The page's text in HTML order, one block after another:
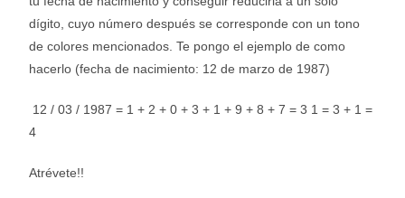
dígito, cuyo número después se corresponde con un tono
de colores mencionados. Te pongo el ejemplo de como
hacerlo (fecha de nacimiento: 12 de marzo de 1987)
12 / 03 / 1987 = 1 + 2 + 0 + 3 + 1 + 9 + 8 + 7 = 3 1 = 3 + 1 =
4
Atrévete!!